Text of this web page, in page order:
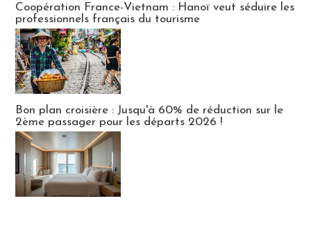
Coopération France-Vietnam : Hanoï veut séduire les
professionnels français du tourisme
Bon plan croisière : Jusqu'à 60% de réduction sur le
2ème passager pour les départs 2026 !